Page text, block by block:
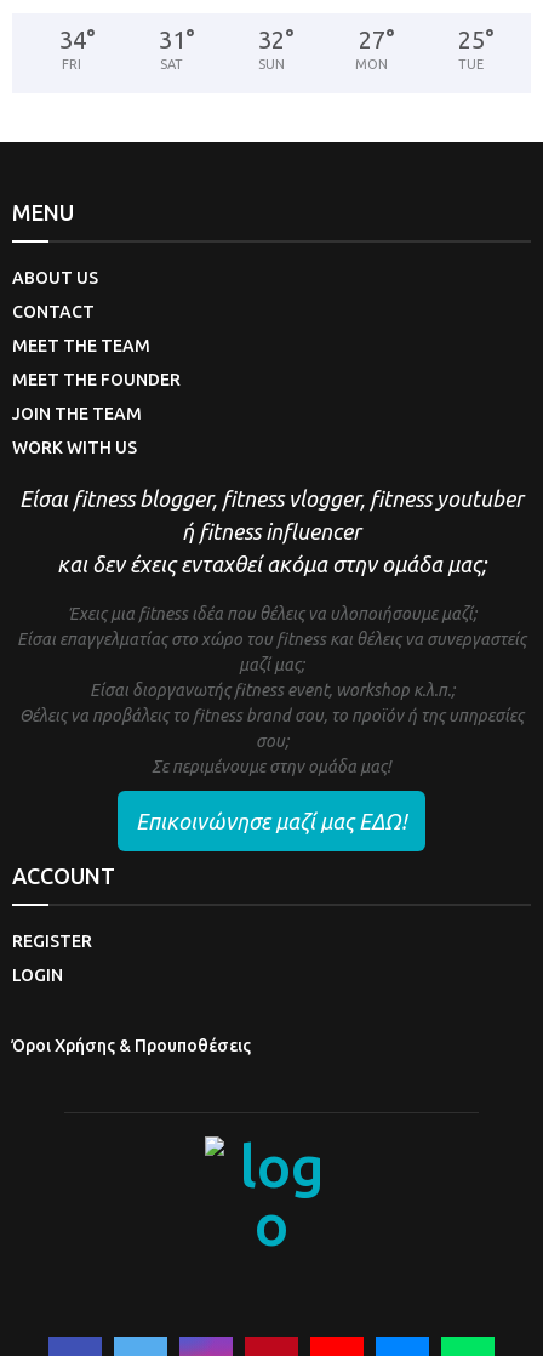
34°
FRI
31°
SAT
32°
SUN
27°
MON
25°
TUE
MENU
ABOUT US
CONTACT
MEET THE TEAM
MEET THE FOUNDER
JOIN THE TEAM
WORK WITH US
Είσαι fitness blogger, fitness vlogger, fitness youtuber
ή fitness influencer
και δεν έχεις ενταχθεί ακόμα στην ομάδα μας;
Έχεις μια fitness ιδέα που θέλεις να υλοποιήσουμε μαζί;
Είσαι επαγγελματίας στο χώρο του fitness και θέλεις να συνεργαστείς
μαζί μας;
Είσαι διοργανωτής fitness event, workshop κ.λ.π.;
Θέλεις να προβάλεις το fitness brand σου, το προϊόν ή της υπηρεσίες
σου;
Σε περιμένουμε στην ομάδα μας!
Επικοινώνησε μαζί μας ΕΔΩ!
ACCOUNT
REGISTER
LOGIN
Όροι Χρήσης & Προυποθέσεις